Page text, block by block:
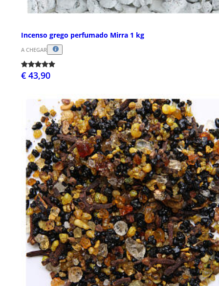
Incenso grego perfumado Mirra 1 kg
A CHEGAR
€ 43,90